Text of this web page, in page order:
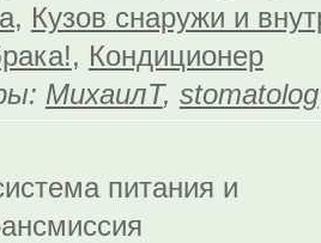
, Кузов снаружи и
, Кондиционер
МихаилТ, stomatolog
питания и